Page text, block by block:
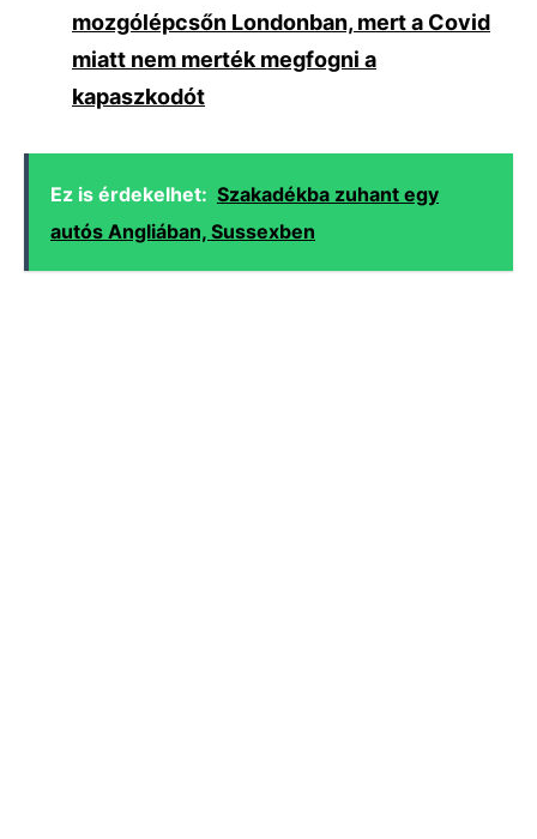
mozgólépcsőn Londonban, mert a Covid
miatt nem merték megfogni a
kapaszkodót
Ez is érdekelhet: Szakadékba zuhant egy
autós Angliában, Sussexben